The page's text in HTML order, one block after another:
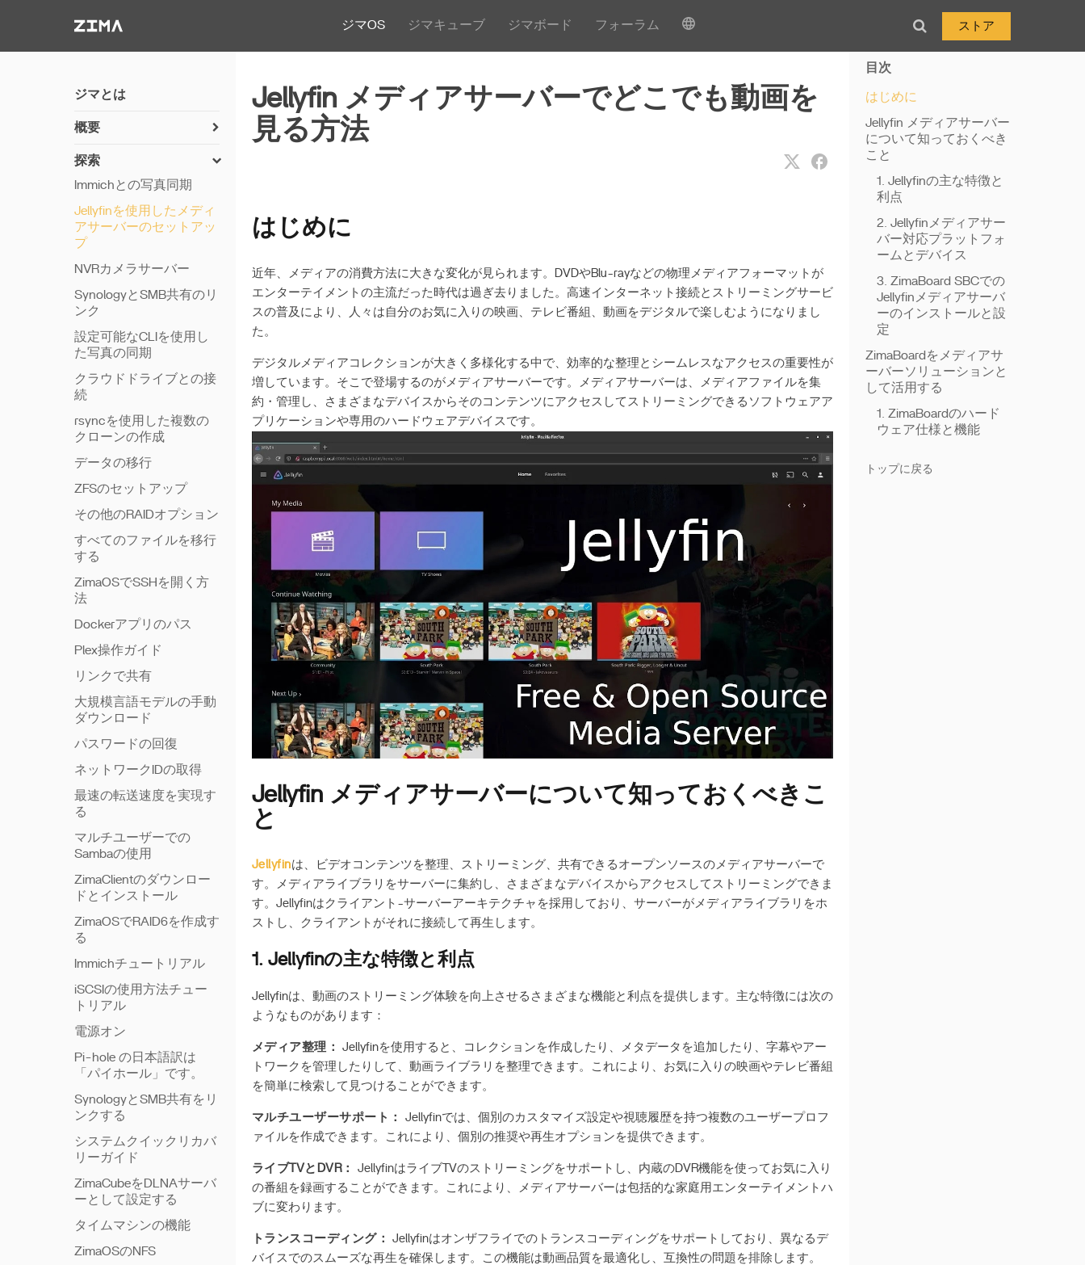
ジマOS ジマキューブ ジマボード フォーラム ストア
Jellyfin メディアサーバーでどこでも動画を
見る方法
はじめに
近年、メディアの消費方法に大きな変化が見られます。DVDやBlu-rayなどの物理メディアフォーマットが
エンターテイメントの主流だった時代は過ぎ去りました。高速インターネット接続とストリーミングサービ
スの普及により、人々は自分のお気に入りの映画、テレビ番組、動画をデジタルで楽しむようになりまし
た。
デジタルメディアコレクションが大きく多様化する中で、効率的な整理とシームレスなアクセスの重要性が
増しています。そこで登場するのがメディアサーバーです。メディアサーバーは、メディアファイルを集
約・管理し、さまざまなデバイスからそのコンテンツにアクセスしてストリーミングできるソフトウェアア
プリケーションや専用のハードウェアデバイスです。
Jellyfin メディアサーバーについて知っておくべきこ
と
Jellyfinは、ビデオコンテンツを整理、ストリーミング、共有できるオープンソースのメディアサーバーで
す。メディアライブラリをサーバーに集約し、さまざまなデバイスからアクセスしてストリーミングできま
す。Jellyfinはクライアント-サーバーアーキテクチャを採用しており、サーバーがメディアライブラリをホ
ストし、クライアントがそれに接続して再生します。
1. Jellyfinの主な特徴と利点
Jellyfinは、動画のストリーミング体験を向上させるさまざまな機能と利点を提供します。主な特徴には次の
ようなものがあります：
メディア整理：
Jellyfinを使用すると、コレクションを作成したり、メタデータを追加したり、字幕やアー
トワークを管理したりして、動画ライブラリを整理できます。これにより、お気に入りの映画やテレビ番組
を簡単に検索して見つけることができます。
マルチユーザーサポート：
Jellyfinでは、個別のカスタマイズ設定や視聴履歴を持つ複数のユーザープロフ
ァイルを作成できます。これにより、個別の推奨や再生オプションを提供できます。
ライブTVとDVR：
JellyfinはライブTVのストリーミングをサポートし、内蔵のDVR機能を使ってお気に入り
の番組を録画することができます。これにより、メディアサーバーは包括的な家庭用エンターテイメントハ
ブに変わります。
トランスコーディング：
Jellyfinはオンザフライでのトランスコーディングをサポートしており、異なるデ
バイスでのスムーズな再生を確保します。この機能は動画品質を最適化し、互換性の問題を排除します。
目次
はじめに
Jellyfin メディアサーバー
について知っておくべき
こと
1. Jellyfinの主な特徴と
利点
2. Jellyfinメディアサー
バー対応プラットフォ
ームとデバイス
3. ZimaBoard SBCでの
Jellyfinメディアサーバ
ーのインストールと設
定
ZimaBoardをメディアサ
ーバーソリューションと
して活用する
1. ZimaBoardのハード
ウェア仕様と機能
トップに戻る
ジマとは
概要
zimaosのインストール方
法
使用開始
機能
リモートアクセス
Thunderbolt PC直接接続
探索
Immichとの写真同期
Jellyfinを使用したメディ
アサーバーのセットアッ
プ
NVRカメラサーバー
SynologyとSMB共有のリ
ンク
設定可能なCLIを使用し
た写真の同期
クラウドドライブとの接
続
rsyncを使用した複数の
クローンの作成
データの移行
ZFSのセットアップ
その他のRAIDオプション
すべてのファイルを移行
する
ZimaOSでSSHを開く方
法
Dockerアプリのパス
Plex操作ガイド
リンクで共有
大規模言語モデルの手動
ダウンロード
パスワードの回復
ネットワークIDの取得
最速の転送速度を実現す
る
マルチユーザーでの
Sambaの使用
ZimaClientのダウンロー
ドとインストール
ZimaOSでRAID6を作成す
る
Immichチュートリアル
iSCSIの使用方法チュー
トリアル
電源オン
Pi-hole の日本語訳は
「パイホール」です。
SynologyとSMB共有をリ
ンクする
システムクイックリカバ
リーガイド
ZimaCubeをDLNAサーバ
ーとして設定する
タイムマシンの機能
ZimaOSのNFS